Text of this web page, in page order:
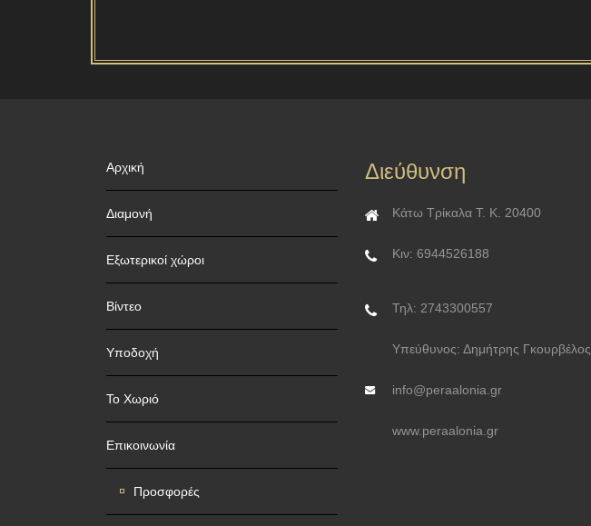
Αρχική
Διαμονή
Εξωτερικοί χώροι
Βίντεο
Υποδοχή
Το Χωριό
Επικοινωνία
Προσφορές
Διεύθυνση
Κάτω Τρίκαλα Τ. Κ. 20400
Κιν: 6944526188
Τηλ: 2743300557
Υπεύθυνος: Δημήτρης Γκουρβέλος
info@peraalonia.gr
www.peraalonia.gr